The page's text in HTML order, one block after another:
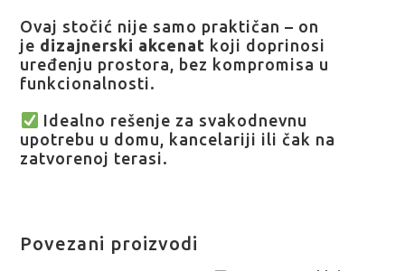
Ovaj stočić nije samo praktičan – on
je dizajnerski akcenat koji doprinosi
uređenju prostora, bez kompromisa u
funkcionalnosti.
Idealno rešenje za svakodnevnu
upotrebu u domu, kancelariji ili čak na
zatvorenoj terasi.
Povezani proizvodi